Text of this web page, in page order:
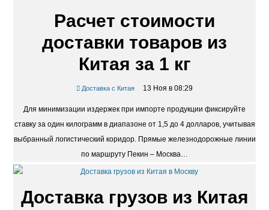
Расчет стоимости
доставки товаров из
Китая за 1 кг
Доставка с Китая 13 Ноя в 08:29
Для минимизации издержек при импорте продукции фиксируйте
ставку за один килограмм в диапазоне от 1,5 до 4 долларов, учитывая
выбранный логистический коридор. Прямые железнодорожные линии
по маршруту Пекин – Москва…
Доставка грузов из Китая